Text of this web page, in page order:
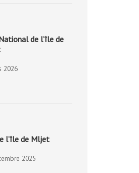
de l’île de
2026
l’île de Mljet
2025